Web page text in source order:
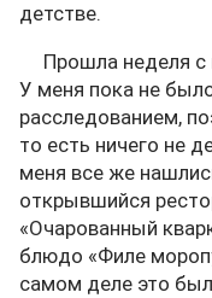
детстве.
Прошла неделя с
У меня пока не
расследованием,
то есть ничего не
меня все же
открывшийся
«Очарованный
блюдо «Филе
самом деле это